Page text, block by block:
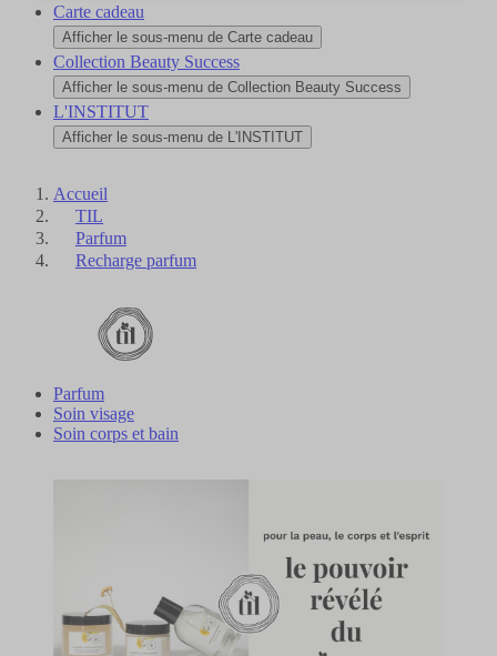
Carte cadeau
Afficher le sous-menu de Carte cadeau
Collection Beauty Success
Afficher le sous-menu de Collection Beauty Success
L'INSTITUT
Afficher le sous-menu de L'INSTITUT
Accueil
TIL
Parfum
Recharge parfum
Parfum
Soin visage
Soin corps et bain